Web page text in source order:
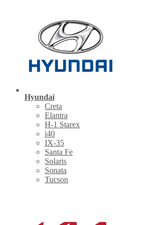
Hyundai
Creta
Elantra
H-1 Starex
i40
IX-35
Santa Fe
Solaris
Sonata
Tucson